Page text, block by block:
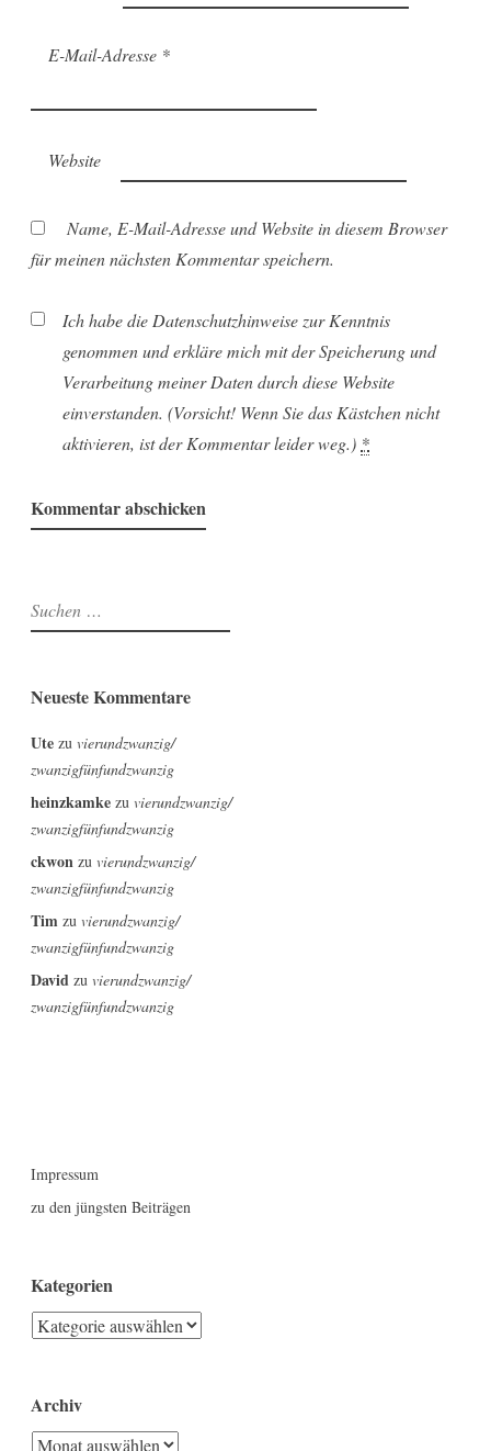
E-Mail-Adresse *
Website
Name, E-Mail-Adresse und Website in diesem Browser
für meinen nächsten Kommentar speichern.
Ich habe die Datenschutzhinweise zur Kenntnis
genommen und erkläre mich mit der Speicherung und
Verarbeitung meiner Daten durch diese Website
einverstanden. (Vorsicht! Wenn Sie das Kästchen nicht
aktivieren, ist der Kommentar leider weg.) *
Suchen
nach:
Neueste Kommentare
Ute zu vierundzwanzig/
zwanzigfünfundzwanzig
heinzkamke zu vierundzwanzig/
zwanzigfünfundzwanzig
ckwon zu vierundzwanzig/
zwanzigfünfundzwanzig
Tim zu vierundzwanzig/
zwanzigfünfundzwanzig
David zu vierundzwanzig/
zwanzigfünfundzwanzig
Impressum
zu den jüngsten Beiträgen
Kategorien
Kategorien
Archiv
Archiv